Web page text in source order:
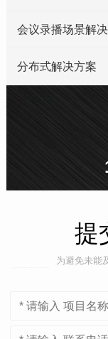
会议录播场景解
分布式解决方案
提
为避免未能